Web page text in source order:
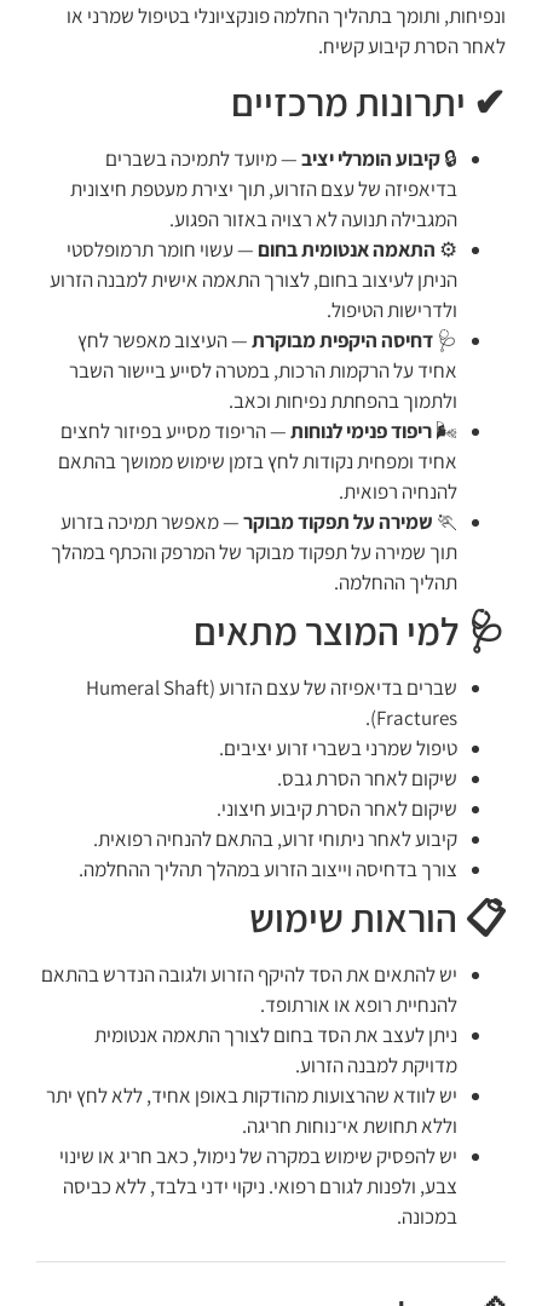
ונפיחות, ותומך בתהליך החלמה פונקציונלי בטיפול שמרני או
לאחר הסרת קיבוע קשיח.
✔ יתרונות מרכזיים
🔒קיבוע הומרלי יציב— מיועד לתמיכה בשברים
בדיאפיזה של עצם הזרוע, תוך יצירת מעטפת חיצונית
המגבילה תנועה לא רצויה באזור הפגוע.
⚙️ התאמה אנטומית בחום — עשוי חומר תרמופלסטי
הניתן לעיצוב בחום, לצורך התאמה אישית למבנה הזרוע
ולדרישות הטיפול.
🩺 דחיסה היקפית מבוקרת— העיצוב מאפשר לחץ
אחיד על הרקמות הרכות, במטרה לסייע ביישור השבר
ולתמוך בהפחתת נפיחות וכאב.
🌬️ריפוד פנימי לנוחות— הריפוד מסייע בפיזור לחצים
אחיד ומפחית נקודות לחץ בזמן שימוש ממושך בהתאם
להנחיה רפואית.
🏃 שמירה על תפקוד מבוקר— מאפשר תמיכה בזרוע
תוך שמירה על תפקוד מבוקר של המרפק והכתף במהלך
תהליך ההחלמה.
🩺 למי המוצר מתאים
שברים בדיאפיזה של עצם הזרוע (Humeral Shaft
Fractures).
טיפול שמרני בשברי זרוע יציבים.
שיקום לאחר הסרת גבס.
שיקום לאחר הסרת קיבוע חיצוני.
קיבוע לאחר ניתוחי זרוע, בהתאם להנחיה רפואית.
צורך בדחיסה וייצוב הזרוע במהלך תהליך ההחלמה.
📋 הוראות שימוש
יש להתאים את הסד להיקף הזרוע ולגובה הנדרש בהתאם
להנחיית רופא או אורתופד.
ניתן לעצב את הסד בחום לצורך התאמה אנטומית
מדויקת למבנה הזרוע.
יש לוודא שהרצועות מהודקות באופן אחיד, ללא לחץ יתר
וללא תחושת אי־נוחות חריגה.
יש להפסיק שימוש במקרה של נימול, כאב חריג או שינוי
צבע, ולפנות לגורם רפואי. ניקוי ידני בלבד, ללא כביסה
במכונה.